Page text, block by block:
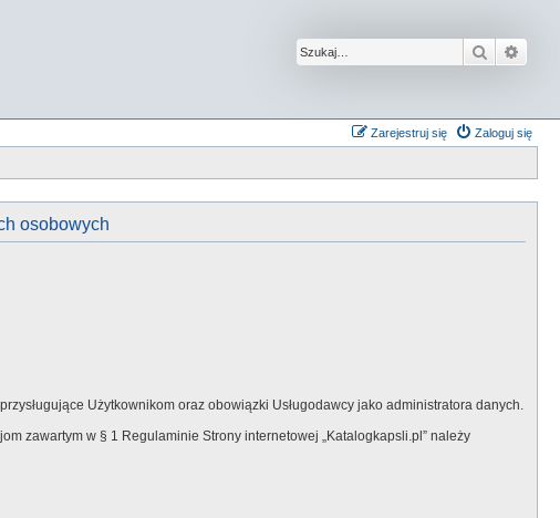
Szukaj
Zaloguj się
Zarejestruj się
osobowych
Użytkownikom oraz obowiązki Usługodawcy jako administratora danych.
zawartym w § 1 Regulaminie Strony internetowej „Katalogkapsli.pl” należy